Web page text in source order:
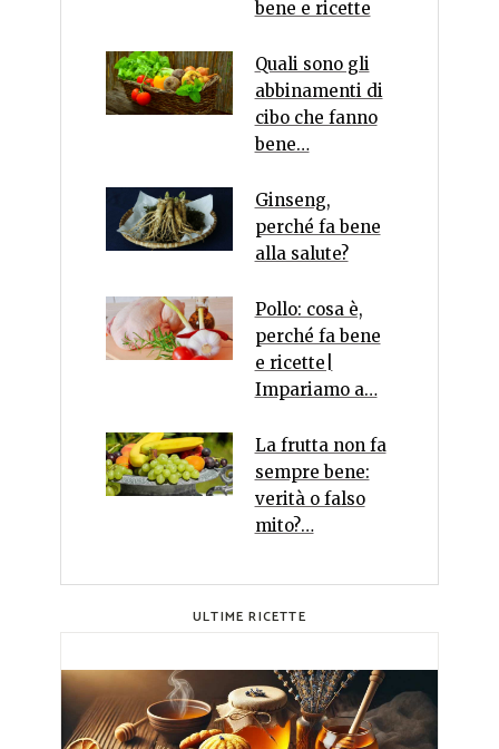
bene e ricette
Quali sono gli
abbinamenti di
cibo che fanno
bene…
Ginseng,
perché fa bene
alla salute?
Pollo: cosa è,
perché fa bene
e ricette|
Impariamo a…
La frutta non fa
sempre bene:
verità o falso
mito?…
ULTIME RICETTE